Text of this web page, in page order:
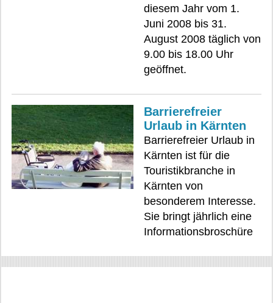
diesem Jahr vom 1.
Juni 2008 bis 31.
August 2008 täglich von
9.00 bis 18.00 Uhr
geöffnet.
Barrierefreier
Urlaub in Kärnten
Barrierefreier Urlaub in
Kärnten ist für die
Touristikbranche in
Kärnten von
besonderem Interesse.
Sie bringt jährlich eine
Informationsbroschüre